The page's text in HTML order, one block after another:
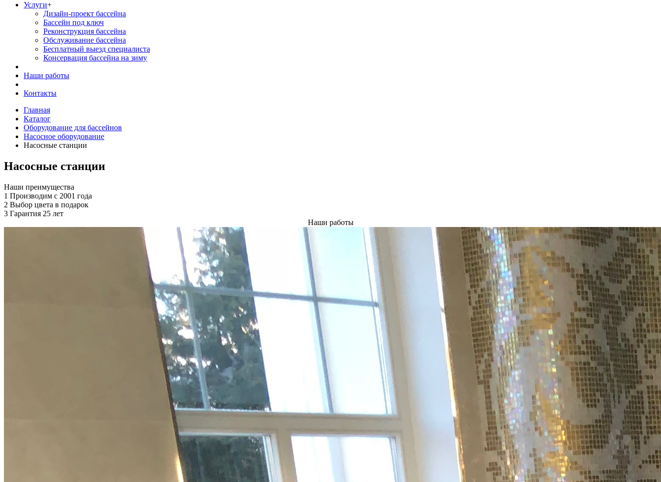
Услуги+
Дизайн-проект бассейна
Бассейн под ключ
Реконструкция бассейна
Обслуживание бассейна
Бесплатный выезд специалиста
Консервация бассейна на зиму
Наши работы
Контакты
Главная
Каталог
Оборудование для бассейнов
Насосное оборудование
Насосные станции
Насосные станции
Наши преимущества
1 Производим с 2001 года
2 Выбор цвета в подарок
3 Гарантия 25 лет
Наши работы